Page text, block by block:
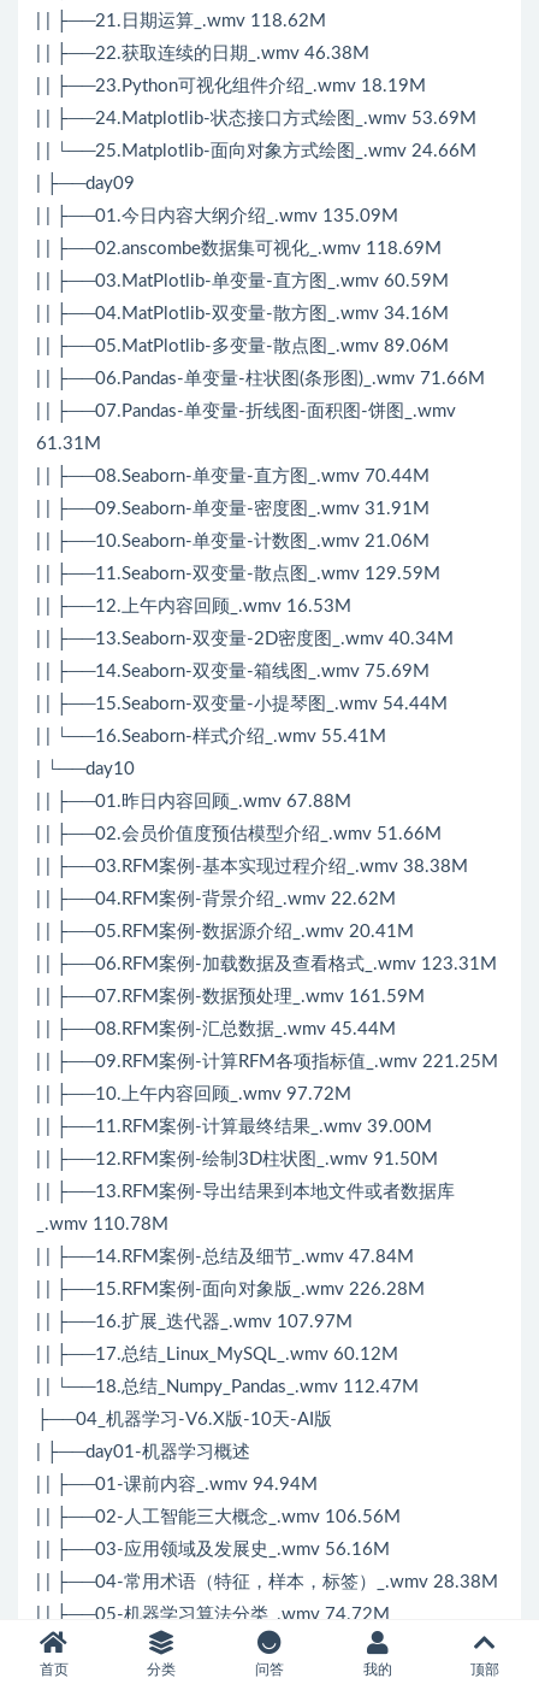
| | ├──21.日期运算_.wmv 118.62M
| | ├──22.获取连续的日期_.wmv 46.38M
| | ├──23.Python可视化组件介绍_.wmv 18.19M
| | ├──24.Matplotlib-状态接口方式绘图_.wmv 53.69M
| | └──25.Matplotlib-面向对象方式绘图_.wmv 24.66M
| ├──day09
| | ├──01.今日内容大纲介绍_.wmv 135.09M
| | ├──02.anscombe数据集可视化_.wmv 118.69M
| | ├──03.MatPlotlib-单变量-直方图_.wmv 60.59M
| | ├──04.MatPlotlib-双变量-散方图_.wmv 34.16M
| | ├──05.MatPlotlib-多变量-散点图_.wmv 89.06M
| | ├──06.Pandas-单变量-柱状图(条形图)_.wmv 71.66M
| | ├──07.Pandas-单变量-折线图-面积图-饼图_.wmv
61.31M
| | ├──08.Seaborn-单变量-直方图_.wmv 70.44M
| | ├──09.Seaborn-单变量-密度图_.wmv 31.91M
| | ├──10.Seaborn-单变量-计数图_.wmv 21.06M
| | ├──11.Seaborn-双变量-散点图_.wmv 129.59M
| | ├──12.上午内容回顾_.wmv 16.53M
| | ├──13.Seaborn-双变量-2D密度图_.wmv 40.34M
| | ├──14.Seaborn-双变量-箱线图_.wmv 75.69M
| | ├──15.Seaborn-双变量-小提琴图_.wmv 54.44M
| | └──16.Seaborn-样式介绍_.wmv 55.41M
| └──day10
| | ├──01.昨日内容回顾_.wmv 67.88M
| | ├──02.会员价值度预估模型介绍_.wmv 51.66M
| | ├──03.RFM案例-基本实现过程介绍_.wmv 38.38M
| | ├──04.RFM案例-背景介绍_.wmv 22.62M
| | ├──05.RFM案例-数据源介绍_.wmv 20.41M
| | ├──06.RFM案例-加载数据及查看格式_.wmv 123.31M
| | ├──07.RFM案例-数据预处理_.wmv 161.59M
| | ├──08.RFM案例-汇总数据_.wmv 45.44M
| | ├──09.RFM案例-计算RFM各项指标值_.wmv 221.25M
| | ├──10.上午内容回顾_.wmv 97.72M
| | ├──11.RFM案例-计算最终结果_.wmv 39.00M
| | ├──12.RFM案例-绘制3D柱状图_.wmv 91.50M
| | ├──13.RFM案例-导出结果到本地文件或者数据库
_.wmv 110.78M
| | ├──14.RFM案例-总结及细节_.wmv 47.84M
| | ├──15.RFM案例-面向对象版_.wmv 226.28M
| | ├──16.扩展_迭代器_.wmv 107.97M
| | ├──17.总结_Linux_MySQL_.wmv 60.12M
| | └──18.总结_Numpy_Pandas_.wmv 112.47M
├──04_机器学习-V6.X版-10天-AI版
| ├──day01-机器学习概述
| | ├──01-课前内容_.wmv 94.94M
| | ├──02-人工智能三大概念_.wmv 106.56M
| | ├──03-应用领域及发展史_.wmv 56.16M
| | ├──04-常用术语（特征，样本，标签）_.wmv 28.38M
| | ├──05-机器学习算法分类_.wmv 74.72M
| | ├──06-建模流程+线性回归案例demo_.wmv 119.38M
| | ├──07-Anaconda+Pycharm_.wmv 81.41M
首页 分类 问答 我的 顶部